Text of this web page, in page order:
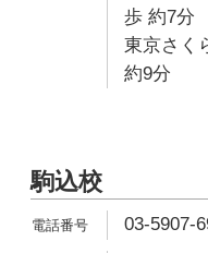
歩 約7分
東京さく
約9分
駒込校
03-5907-